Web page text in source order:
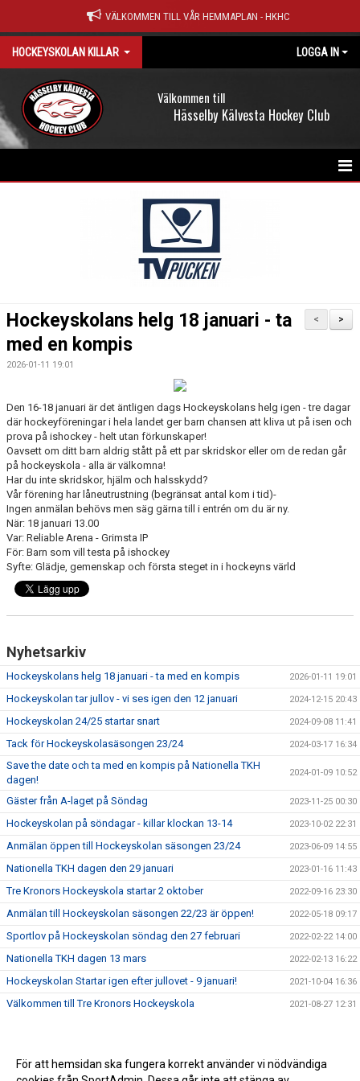
VÄLKOMMEN TILL VÅR HEMMAPLAN - HKHC
HOCKEYSKOLAN KILLAR LOGGA IN
Hässelby Kälvesta Hockey Club
Välkommen till
KONTAKT
ANMÄLAN HOCKEYSKOLAN 26/27
INSTAGRAM HKHC HOCKEYSKOLA
UTRUSTNING
>
<
Hockeyskolans helg 18 januari - ta
med en kompis
2026-01-11 19:01
Den 16-18 januari är det äntligen dags Hockeyskolans helg igen - tre dagar
där hockeyföreningar i hela landet ger barn chansen att kliva ut på isen och
prova på ishockey - helt utan förkunskaper!
Oavsett om ditt barn aldrig stått på ett par skridskor eller om de redan går
på hockeyskola - alla är välkomna!
Har du inte skridskor, hjälm och halsskydd?
Vår förening har låneutrustning (begränsat antal kom i tid)-
Ingen anmälan behövs men säg gärna till i entrén om du är ny.
När: 18 januari 13.00
Var: Reliable Arena - Grimsta IP
För: Barn som vill testa på ishockey
Syfte: Glädje, gemenskap och första steget in i hockeyns värld
Nyhetsarkiv
Hockeyskolans helg 18 januari - ta med en kompis 2026-01-11 19:01
Hockeyskolan tar jullov - vi ses igen den 12 januari 2024-12-15 20:43
Hockeyskolan 24/25 startar snart 2024-09-08 11:41
Tack för Hockeyskolasäsongen 23/24 2024-03-17 16:34
Save the date och ta med en kompis på Nationella TKH
dagen!
2024-01-09 10:52
Gäster från A-laget på Söndag 2023-11-25 00:30
Hockeyskolan på söndagar - killar klockan 13-14 2023-10-02 22:31
Anmälan öppen till Hockeyskolan säsongen 23/24 2023-06-09 14:55
Nationella TKH dagen den 29 januari 2023-01-16 11:43
Tre Kronors Hockeyskola startar 2 oktober 2022-09-16 23:30
Anmälan till Hockeyskolan säsongen 22/23 är öppen! 2022-05-18 09:17
Sportlov på Hockeyskolan söndag den 27 februari 2022-02-22 14:00
Nationella TKH dagen 13 mars 2022-02-13 16:22
Hockeyskolan Startar igen efter jullovet - 9 januari! 2021-10-04 16:36
Välkommen till Tre Kronors Hockeyskola 2021-08-27 12:31
För att hemsidan ska fungera korrekt använder vi nödvändiga